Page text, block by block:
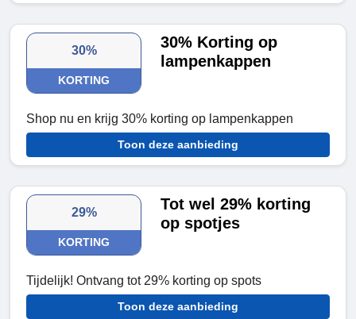
30%
KORTING
30% Korting op
lampenkappen
Shop nu en krijg 30% korting op lampenkappen
Toon deze aanbieding
29%
KORTING
Tot wel 29% korting
op spotjes
Tijdelijk! Ontvang tot 29% korting op spots
Toon deze aanbieding